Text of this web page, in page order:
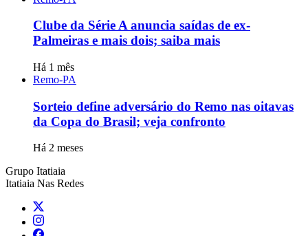
Clube da Série A anuncia saídas de ex-
Palmeiras e mais dois; saiba mais
Há 1 mês
Remo-PA
Sorteio define adversário do Remo nas oitavas
da Copa do Brasil; veja confronto
Há 2 meses
Grupo Itatiaia
Itatiaia Nas Redes